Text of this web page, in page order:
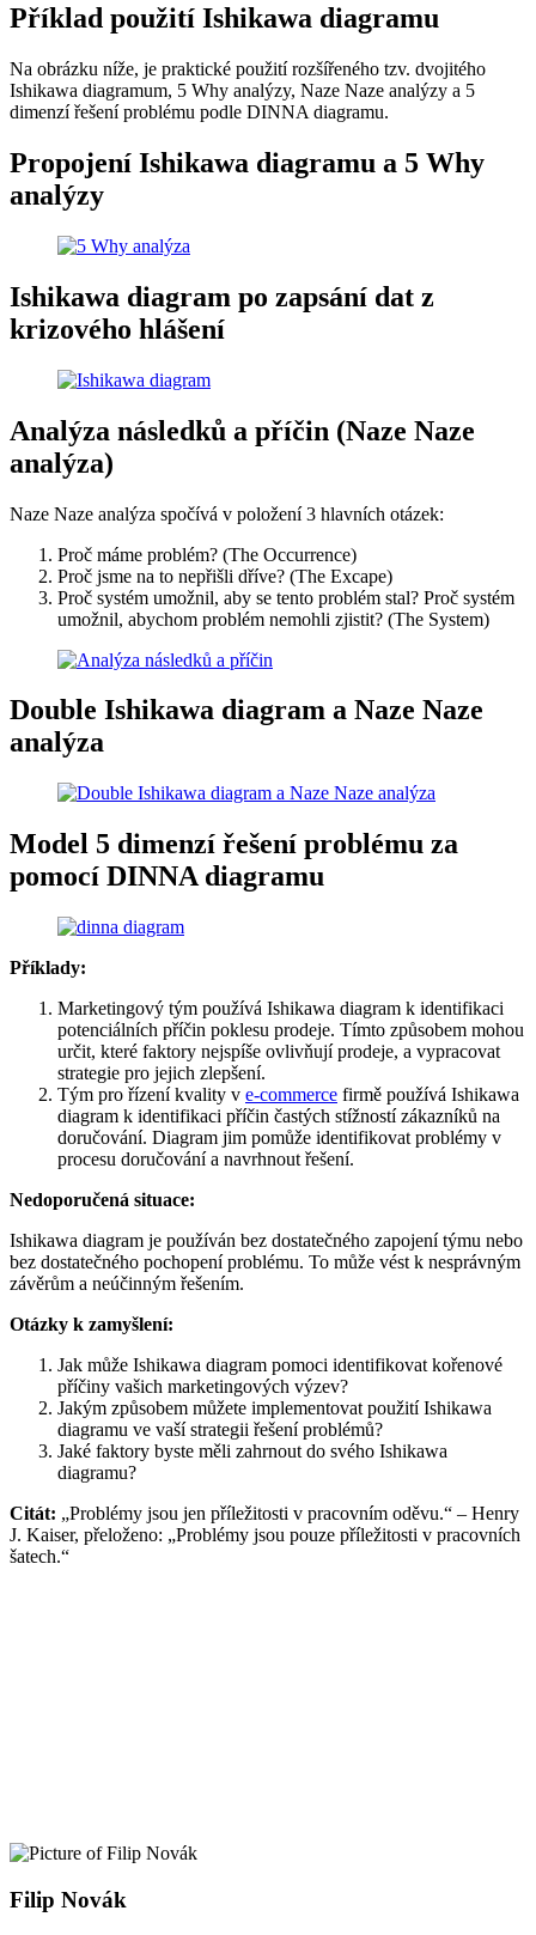
Příklad použití Ishikawa diagramu
Na obrázku níže, je praktické použití rozšířeného tzv. dvojitého
Ishikawa diagramum, 5 Why analýzy, Naze Naze analýzy a 5
dimenzí řešení problému podle DINNA diagramu.
Propojení Ishikawa diagramu a 5 Why
analýzy
Ishikawa diagram po zapsání dat z
krizového hlášení
Analýza následků a příčin (Naze Naze
analýza)
Naze Naze analýza spočívá v položení 3 hlavních otázek:
Proč máme problém? (The Occurrence)
Proč jsme na to nepřišli dříve? (The Excape)
Proč systém umožnil, aby se tento problém stal? Proč systém
umožnil, abychom problém nemohli zjistit? (The System)
Double Ishikawa diagram a Naze Naze
analýza
Model 5 dimenzí řešení problému za
pomocí DINNA diagramu
Příklady:
Marketingový tým používá Ishikawa diagram k identifikaci
potenciálních příčin poklesu prodeje. Tímto způsobem mohou
určit, které faktory nejspíše ovlivňují prodeje, a vypracovat
strategie pro jejich zlepšení.
Tým pro řízení kvality v e-commerce firmě používá Ishikawa
diagram k identifikaci příčin častých stížností zákazníků na
doručování. Diagram jim pomůže identifikovat problémy v
procesu doručování a navrhnout řešení.
Nedoporučená situace:
Ishikawa diagram je používán bez dostatečného zapojení týmu nebo
bez dostatečného pochopení problému. To může vést k nesprávným
závěrům a neúčinným řešením.
Otázky k zamyšlení:
Jak může Ishikawa diagram pomoci identifikovat kořenové
příčiny vašich marketingových výzev?
Jakým způsobem můžete implementovat použití Ishikawa
diagramu ve vaší strategii řešení problémů?
Jaké faktory byste měli zahrnout do svého Ishikawa
diagramu?
Citát: „Problémy jsou jen příležitosti v pracovním oděvu.“ – Henry
J. Kaiser, přeloženo: „Problémy jsou pouze příležitosti v pracovních
šatech.“
Filip Novák